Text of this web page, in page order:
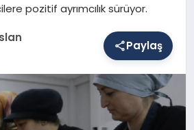
pozitif ayrımcılık sürüyor.
Paylaş